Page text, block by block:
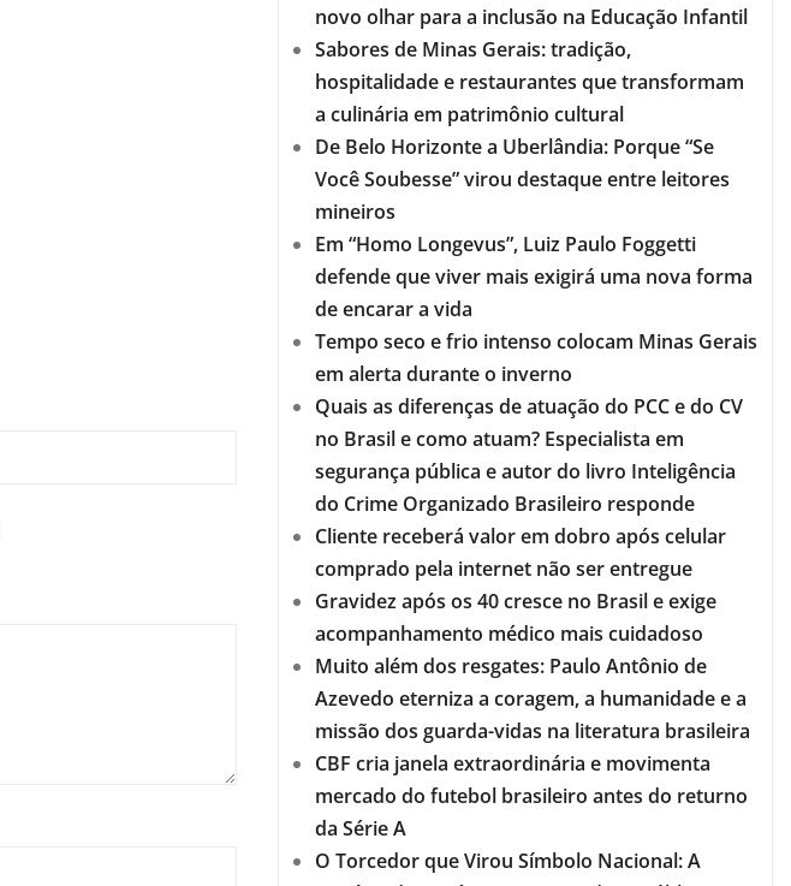
novo olhar para a inclusão na Educação Infantil
Sabores de Minas Gerais: tradição,
hospitalidade e restaurantes que transformam
a culinária em patrimônio cultural
De Belo Horizonte a Uberlândia: Porque “Se
Você Soubesse” virou destaque entre leitores
mineiros
Em “Homo Longevus”, Luiz Paulo Foggetti
defende que viver mais exigirá uma nova forma
de encarar a vida
Tempo seco e frio intenso colocam Minas Gerais
em alerta durante o inverno
Quais as diferenças de atuação do PCC e do CV
no Brasil e como atuam? Especialista em
segurança pública e autor do livro Inteligência
do Crime Organizado Brasileiro responde
Cliente receberá valor em dobro após celular
comprado pela internet não ser entregue
Gravidez após os 40 cresce no Brasil e exige
acompanhamento médico mais cuidadoso
Muito além dos resgates: Paulo Antônio de
Azevedo eterniza a coragem, a humanidade e a
missão dos guarda-vidas na literatura brasileira
CBF cria janela extraordinária e movimenta
mercado do futebol brasileiro antes do returno
da Série A
O Torcedor que Virou Símbolo Nacional: A